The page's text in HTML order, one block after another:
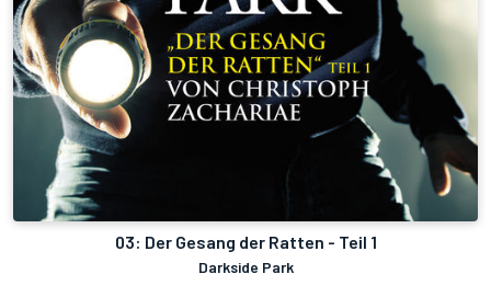
03: Der Gesang der Ratten - Teil 1
Darkside Park